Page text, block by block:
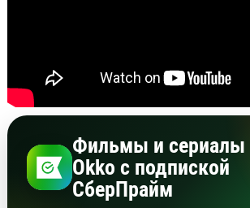
Фильмы и сериалы
Okko с подпиской
СберПрайм